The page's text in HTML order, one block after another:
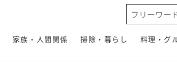
家族・人間関係 掃除・暮らし 料理・グ